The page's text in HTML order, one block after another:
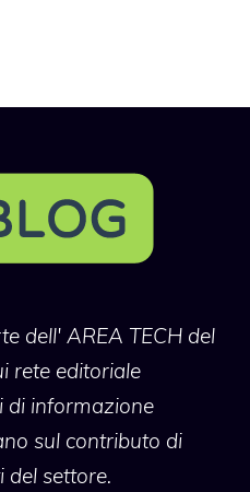
dell' AREA TECH del
rete editoriale
di informazione
sul contributo di
del settore.